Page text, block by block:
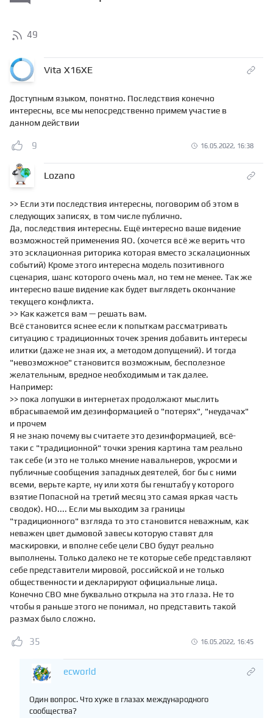
49
Vita X16XE
Доступным языком, понятно. Последствия конечно
интересны, все мы непосредственно примем участие в
данном действии
9 16.05.2022, 16:38
Lozano
>> Если эти последствия интересны, поговорим об этом в
следующих записях, в том числе публично.
Да, последствия интересны. Ещё интересно ваше видение
возможностей применения ЯО. (хочется всё же верить что
это эсклационная риторика которая вместо эскалационных
событий) Кроме этого интересна модель позитивного
сценария, шанс которого очень мал, но тем не менее. Так же
интересно ваше видение как будет выглядеть окончание
текущего конфликта.
>> Как кажется вам — решать вам.
Всё становится яснее если к попыткам рассматривать
ситуацию с традиционных точек зрения добавить интересы
илитки (даже не зная их, а методом допущений). И тогда
"невозможное" становится возможным, бесполезное
желательным, вредное необходимым и так далее.
Например:
>> пока лопушки в интернетах продолжают мыслить
вбрасываемой им дезинформацией о "потерях", "неудачах"
и прочем
Я не знаю почему вы считаете это дезинформацией, всё-
таки с "традиционной" точки зрения картина там реально
так себе (и это не только мнение навальнеров, укросми и
публичные сообщения западных деятелей, бог бы с ними
всеми, верьте карте, ну или хотя бы генштабу у которого
взятие Попасной на третий месяц это самая яркая часть
сводок). НО.... Если мы выходим за границы
"традиционного" взгляда то это становится неважным, как
неважен цвет дымовой завесы которую ставят для
маскировки, и вполне себе цели СВО будут реально
выполнены. Только далеко не те которые себе представляют
себе представители мировой, российской и не только
общественности и декларируют официальные лица.
Конечно СВО мне буквально открыла на это глаза. Не то
чтобы я раньше этого не понимал, но представить такой
размах было сложно.
35 16.05.2022, 16:45
ecworld
Один вопрос. Что хуже в глазах международного
сообщества?